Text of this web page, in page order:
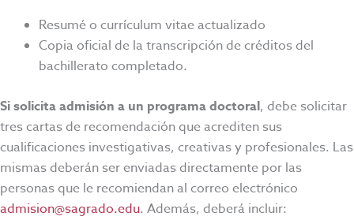
Resumé o currículum vitae actualizado
Copia oficial de la transcripción de créditos del
bachillerato completado.
Si solicita admisión a un programa doctoral, debe solicitar
tres cartas de recomendación que acrediten sus
cualificaciones investigativas, creativas y profesionales. Las
mismas deberán ser enviadas directamente por las
personas que le recomiendan al correo electrónico
admision@sagrado.edu. Además, deberá incluir: